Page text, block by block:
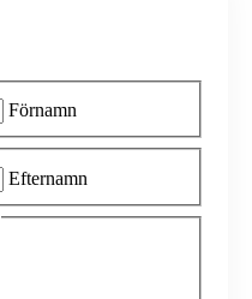
Förnamn
Efternamn